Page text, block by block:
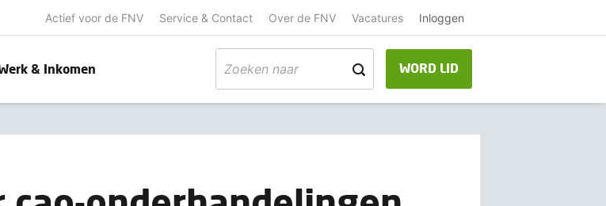
Actief voor de FNV Service & Contact Over de FNV Vacatures Inloggen
& Inkomen WORD LID